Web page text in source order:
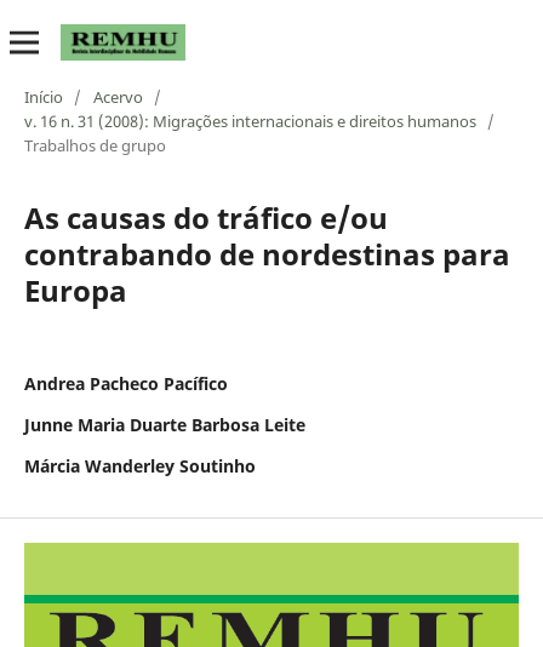
Início / Acervo
/
v. 16 n. 31 (2008): Migrações internacionais e direitos humanos /
Trabalhos de grupo
As causas do tráfico e/ou
contrabando de nordestinas para
Europa
Andrea Pacheco Pacífico
Junne Maria Duarte Barbosa Leite
Márcia Wanderley Soutinho